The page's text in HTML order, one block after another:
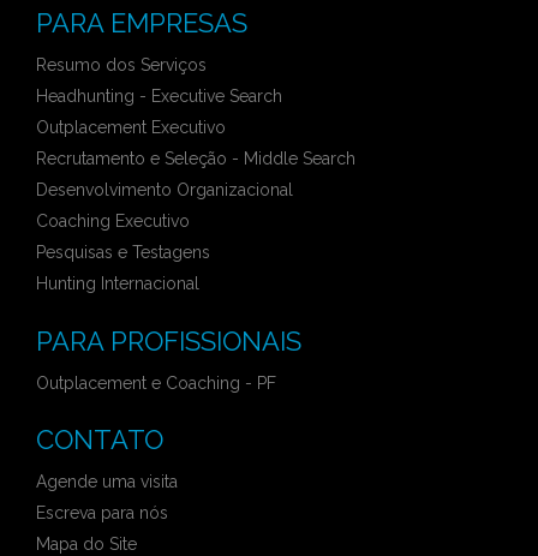
PARA EMPRESAS
Resumo dos Serviços
Headhunting - Executive Search
Outplacement Executivo
Recrutamento e Seleção - Middle Search
Desenvolvimento Organizacional
Coaching Executivo
Pesquisas e Testagens
Hunting Internacional
PARA PROFISSIONAIS
Outplacement e Coaching - PF
CONTATO
Agende uma visita
Escreva para nós
Mapa do Site